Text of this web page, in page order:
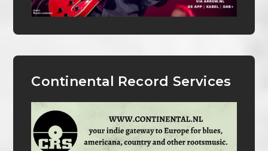
Continental Record Services